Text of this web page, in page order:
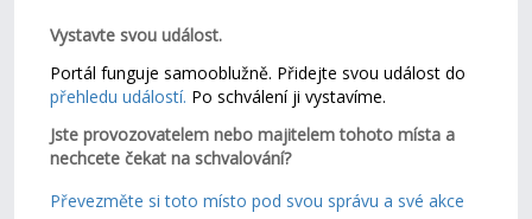
Vystavte svou událost.
Portál funguje samooblužně. Přidejte svou událost do
přehledu událostí. Po schválení ji vystavíme.
Jste provozovatelem nebo majitelem tohoto místa a
nechcete čekat na schvalování?
Převezměte si toto místo pod svou správu a své akce